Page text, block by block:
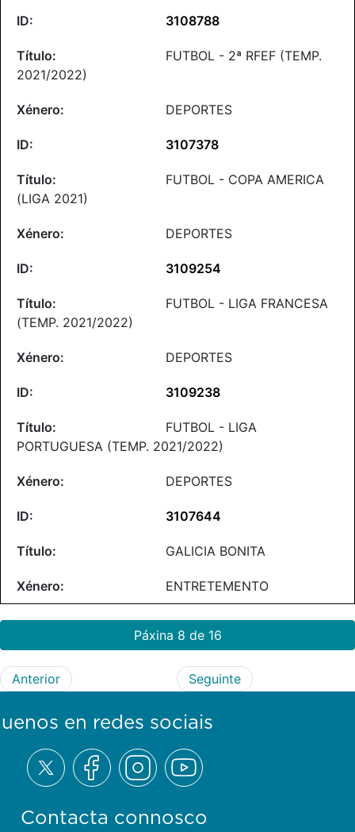
3108788
FUTBOL - 2ª RFEF (TEMP.
2021/2022)
DEPORTES
3107378
FUTBOL - COPA AMERICA
(LIGA 2021)
DEPORTES
3109254
FUTBOL - LIGA FRANCESA
(TEMP. 2021/2022)
DEPORTES
3109238
FUTBOL - LIGA
PORTUGUESA (TEMP. 2021/2022)
DEPORTES
3107644
GALICIA BONITA
ENTRETEMENTO
Páxina 8 de 16
Anterior Seguinte
Contacta connosco
en redes sociais